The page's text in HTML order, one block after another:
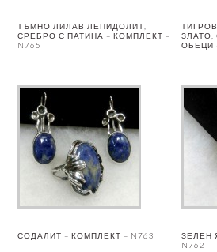
ТЪМНО ЛИЛАВ ЛЕПИДОЛИТ,
СРЕБРО С ПАТИНА – КОМПЛЕКТ –
N765
ЗЛАТО,
ОБЕЦИ
СОДАЛИТ – КОМПЛЕКТ – N763
ЗЕЛЕН
N762